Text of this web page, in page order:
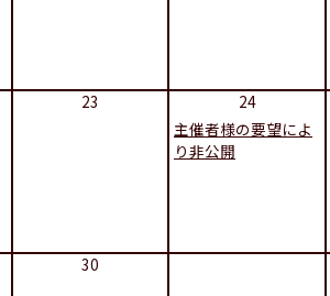
23
24
主催者様の要望によ
り非公開
30